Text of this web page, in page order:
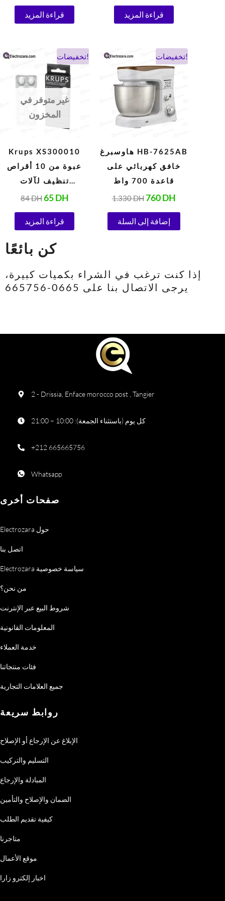
قراءة المزيد قراءة المزيد
تخفيضات!
غير متوفر في
المخزون
Krups XS300010
عبوة من 10 أقراص
تنظيف لآلات
الإسبريسو
84DH
السعر
الأصلي
هو:
84 DH.
65DH
السعر
الحالي
هو:
قراءة المزيد
تخفيضات!
هاوسبرغ HB-7625AB
خافق كهربائي على
قاعدة 700 واط
1.330DH
السعر
الأصلي
1.330 DH.
760DH
السعر
الحالي
إضافة إلى السلة
كن بائعًا
إذا كنت ترغب في الشراء بكميات كبيرة،
يرجى الاتصال بنا على 0665-665756
2 - Drissia, Enface morocco post , Tangier
كل يوم (باستثناء الجمعة): 10:00 – 21:00
+212 665665756
Whatsapp
صفحات أخرى
Electrozara حول
اتصل بنا
Electrozara سياسة خصوصية
من نحن؟
شروط البيع عبر الإنترنت
المعلومات القانونية
خدمة العملاء
فئات منتجاتنا
جميع العلامات التجارية
روابط سريعة
الإبلاغ عن الإرجاع أو الإصلاح
التسليم والتركيب
المبادلة والإرجاع
الضمان والإصلاح والتأمين
كيفية تقديم الطلب
متاجرنا
موقع الأعمال
اخبار إلكترو زارا